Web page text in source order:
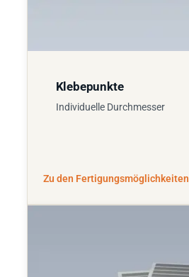
Klebepunkte
Individuelle Durchmesser
Zu den Fertigungsmöglichkeiten